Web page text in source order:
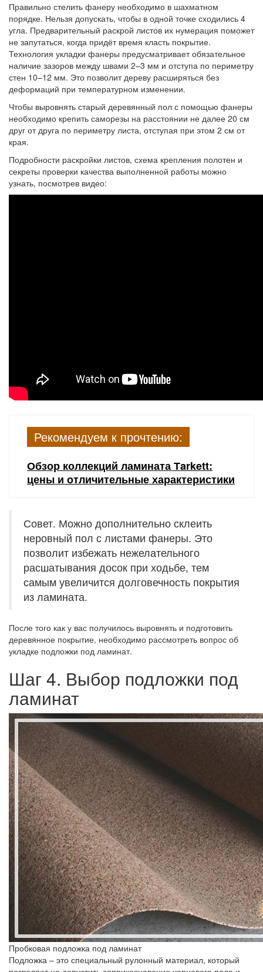
Правильно стелить фанеру необходимо в шахматном
порядке. Нельзя допускать, чтобы в одной точке сходились 4
угла. Предварительный раскрой листов их нумерация поможет
не запутаться, когда придёт время класть покрытие.
Технология укладки фанеры предусматривает обязательное
наличие зазоров между швами 2–3 мм и отступа по периметру
стен 10–12 мм. Это позволит дереву расширяться без
деформаций при температурном изменении.
Чтобы выровнять старый деревянный пол с помощью фанеры
необходимо крепить саморезы на расстоянии не далее 20 см
друг от друга по периметру листа, отступая при этом 2 см от
края.
Подробности раскройки листов, схема крепления полотен и
секреты проверки качества выполненной работы можно
узнать, посмотрев видео:
Рекомендуем к прочтению:
Обзор коллекций ламината Тarkett:
цены и отличительные характеристики
Совет. Можно дополнительно склеить
неровный пол с листами фанеры. Это
позволит избежать нежелательного
расшатывания досок при ходьбе, тем
самым увеличится долговечность покрытия
из ламината.
После того как у вас получилось выровнять и подготовить
деревянное покрытие, необходимо рассмотреть вопрос об
укладке подложки под ламинат.
Шаг 4. Выбор подложки под
ламинат
Пробковая подложка под ламинат
Подложка – это специальный рулонный материал, который